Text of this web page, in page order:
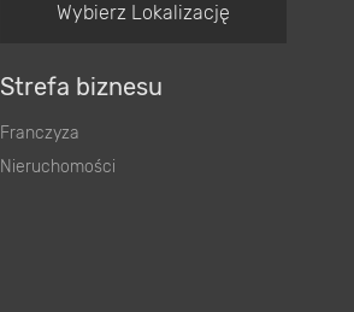
Wybierz Lokalizację
Strefa biznesu
Franczyza
Nieruchomości